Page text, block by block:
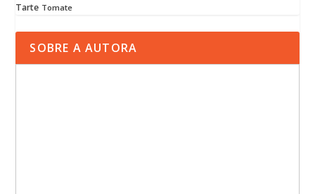
Tarte Tomate
SOBRE A AUTORA